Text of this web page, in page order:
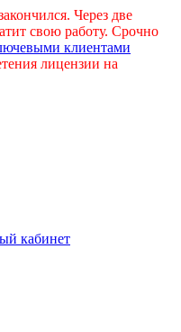
Через две
свою работу. Срочно
клиентами
лицензии на
кабинет